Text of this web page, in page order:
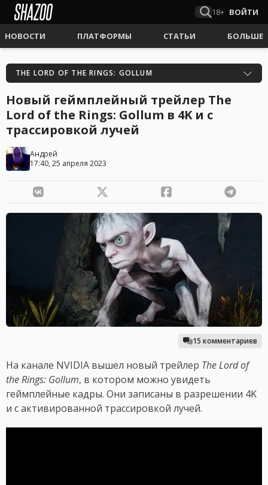
18+ ВОЙТИ
НОВОСТИ ПЛАТФОРМЫ СТАТЬИ БОЛЬШЕ
THE LORD OF THE RINGS: GOLLUM
Новый геймплейный трейлер The
Lord of the Rings: Gollum в 4K и с
трассировкой лучей
Андрей
17:40, 25 апреля 2023
15 комментариев
На канале NVIDIA вышел новый трейлер The Lord of
the Rings: Gollum, в котором можно увидеть
геймплейные кадры. Они записаны в разрешении 4K
и с активированной трассировкой лучей.